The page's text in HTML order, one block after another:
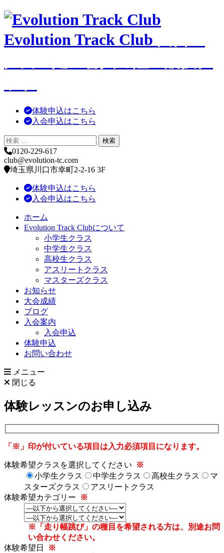
コ
テ
ン
へ
動
Evolution Track Club
体験申込はこちら
入会申込はこちら
0120-229-617
club@evolution-tc.com
埼玉県川口市幸町2-2-16 3F
体験申込はこちら
入会申込はこちら
ホーム
Evolution Track Clubについて
小学生クラス
中学生クラス
高校生クラス
アスリートクラス
マスターズクラス
お知らせ
大会成績
ブログ
入会案内
入会申込
体験申込
お問い合わせ
メニュー
閉じる
体験レッスンのお申し込み
「※」印が付いている項目は入力必須項目になります。
体験希望クラスを選択してください
※
小学生クラス
中学生クラス 高校生クラス
マ
スターズクラス
アスリートクラス
体験希望カテゴリー
※
※「走り幅跳び」の種目を希望される方は、別途お問
い合わせください。
体験希望日
※